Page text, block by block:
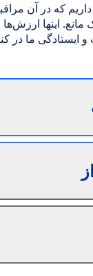
داریم که در آن
اینها ارزش‌ها
ایستادگی ما در